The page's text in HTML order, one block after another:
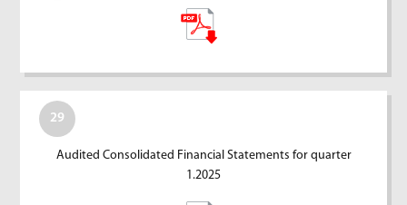
29
Audited Consolidated Financial Statements for quarter
1.2025